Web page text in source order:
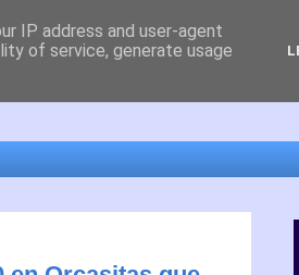
IP address and user-agent
of service, generate usage